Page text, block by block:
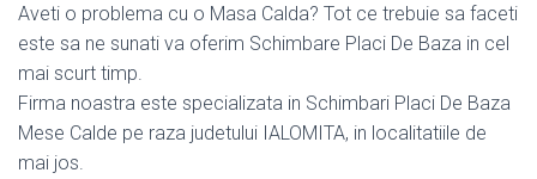
Aveti o problema cu o Masa Calda? Tot ce trebuie sa faceti
este sa ne sunati va oferim Schimbare Placi De Baza in cel
mai scurt timp.
Firma noastra este specializata in Schimbari Placi De Baza
Mese Calde pe raza judetului IALOMITA, in localitatiile de
mai jos.